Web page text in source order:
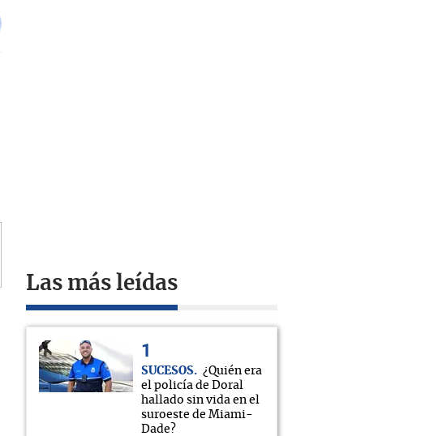
Las más leídas
SUCESOS
¿Quién era
el policía de Doral
hallado sin vida en el
suroeste de Miami-
Dade?